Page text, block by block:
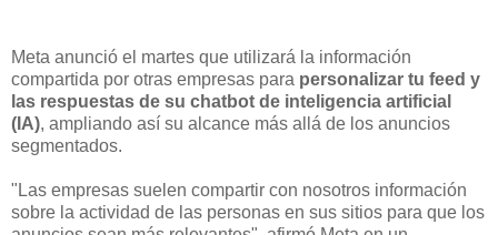
Meta anunció el martes que utilizará la información
compartida por otras empresas para personalizar tu feed y
las respuestas de su chatbot de inteligencia artificial
(IA), ampliando así su alcance más allá de los anuncios
segmentados.
"Las empresas suelen compartir con nosotros información
sobre la actividad de las personas en sus sitios para que los